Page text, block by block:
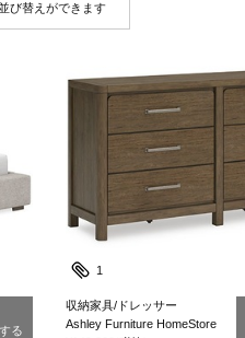
び替えができます
る
収納家具/ドレッサー
Ashley Furniture HomeStore
1